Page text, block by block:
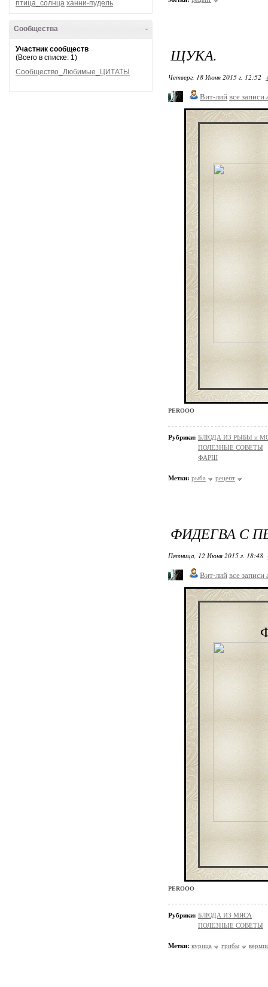
птица_солнца ханни-пудель
-
Сообщества
Участник сообществ
(Всего в списке: 1)
Сообщество_Любимые_ЦИТАТЫ
ЩУКА.
Четверг, 18 Июня 2015 г. 12:52
Вит-лий все записи
PEROOO
Рубрики: БЛЮДА ИЗ РЫБЫ и
ПОЛЕЗНЫЕ СОВЕТЫ
ФАРШ
Метки: рыба рецепт
ФИДЕГВА С
Пятница, 12 Июня 2015 г. 18:48
Вит-лий все записи
PEROOO
Рубрики: БЛЮДА ИЗ МЯСА
ПОЛЕЗНЫЕ СОВЕТЫ
Метки: курица грибы